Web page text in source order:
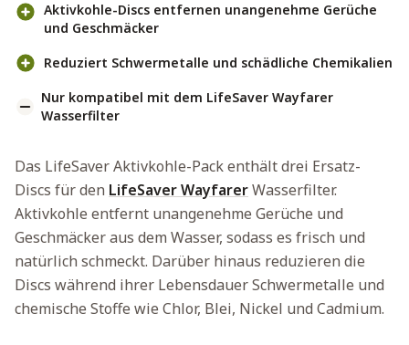
Aktivkohle-Discs entfernen unangenehme Gerüche
und Geschmäcker
Reduziert Schwermetalle und schädliche Chemikalien
Nur kompatibel mit dem LifeSaver Wayfarer
Wasserfilter
Das LifeSaver Aktivkohle-Pack enthält drei Ersatz-
Discs für den LifeSaver WayfarerWasserfilter.
Aktivkohle entfernt unangenehme Gerüche und
Geschmäcker aus dem Wasser, sodass es frisch und
natürlich schmeckt. Darüber hinaus reduzieren die
Discs während ihrer Lebensdauer Schwermetalle und
chemische Stoffe wie Chlor, Blei, Nickel und Cadmium.